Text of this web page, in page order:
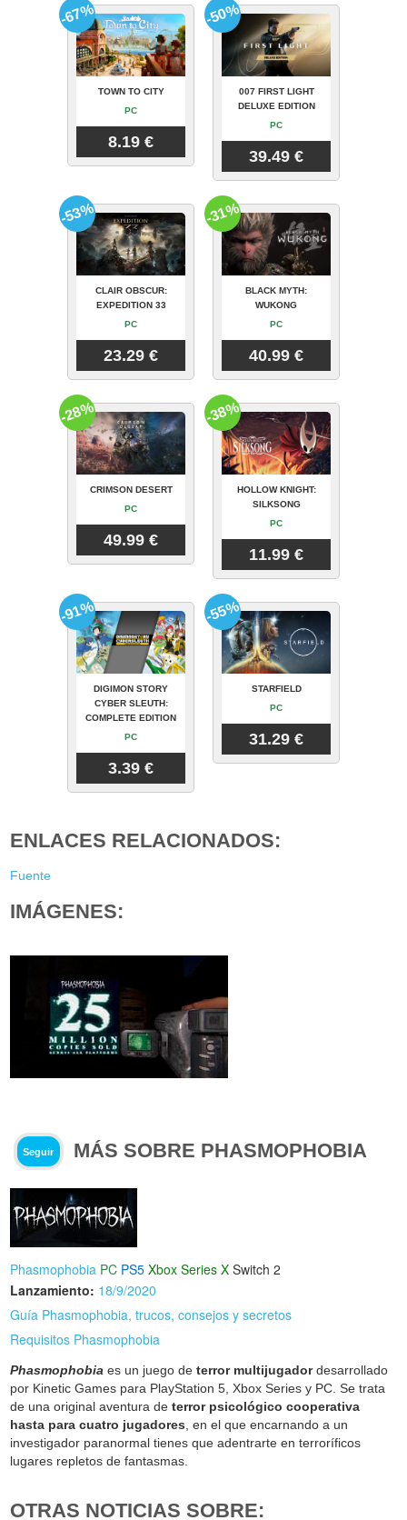
TOWN TO CITY
PC
8.19 €
-67%
007 FIRST LIGHT
DELUXE EDITION
PC
39.49 €
-50%
CLAIR OBSCUR:
EXPEDITION 33
PC
23.29 €
-53%
BLACK MYTH:
WUKONG
PC
40.99 €
-31%
CRIMSON DESERT
PC
49.99 €
-28%
HOLLOW KNIGHT:
SILKSONG
PC
11.99 €
-38%
DIGIMON STORY
CYBER SLEUTH:
COMPLETE EDITION
PC
3.39 €
-91%
STARFIELD
PC
31.29 €
-55%
ENLACES RELACIONADOS:
Fuente
IMÁGENES:
Seguir MÁS SOBRE PHASMOPHOBIA
Phasmophobia PC PS5 Xbox Series X Switch 2
Lanzamiento: 18/9/2020
Guía Phasmophobia, trucos, consejos y secretos
Requisitos Phasmophobia
Phasmophobia es un juego deterror multijugadordesarrollado
por Kinetic Games para PlayStation 5, Xbox Series y PC. Se trata
de una original aventura deterror psicológico cooperativa
hasta para cuatro jugadores , en el que encarnando a un
investigador paranormal tienes que adentrarte en terroríficos
lugares repletos de fantasmas.
OTRAS NOTICIAS SOBRE: